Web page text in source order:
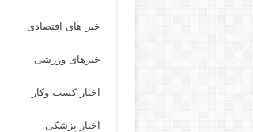
خبر های اقتصادی
خبرهای ورزشی
اخبار کسب وکار
اخبار پزشکی